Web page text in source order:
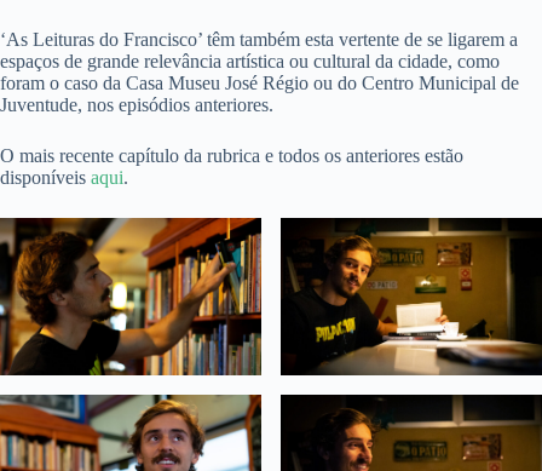
‘As Leituras do Francisco’ têm também esta vertente de se ligarem a
espaços de grande relevância artística ou cultural da cidade, como
foram o caso da Casa Museu José Régio ou do Centro Municipal de
Juventude, nos episódios anteriores.
O mais recente capítulo da rubrica e todos os anteriores estão
disponíveis aqui.